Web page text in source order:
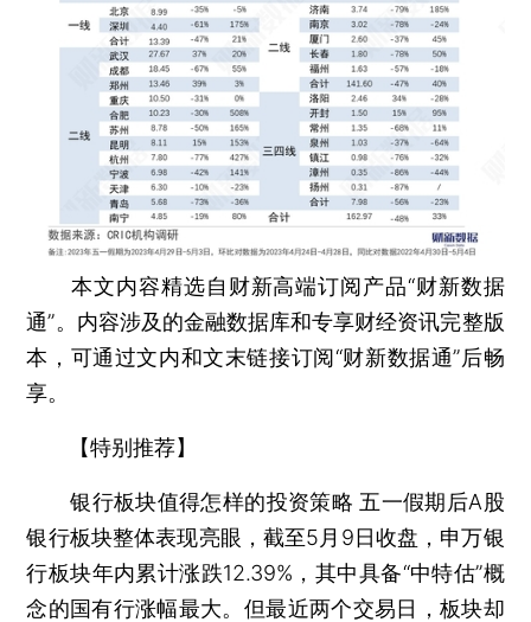
本文内容精选自财新高端订阅产品“财新数据
通”。内容涉及的金融数据库和专享财经资讯完整版
本，可通过文内和文末链接订阅“财新数据通”后畅
享。
【特别推荐】
银行板块值得怎样的投资策略 五一假期后A股
银行板块整体表现亮眼，截至5月9日收盘，申万银
行板块年内累计涨跌12.39%，其中具备“中特估”概
念的国有行涨幅最大。但最近两个交易日，板块却